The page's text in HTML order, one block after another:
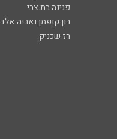
פנינה בת צבי
רון קופמן ואריה
רז שכניק